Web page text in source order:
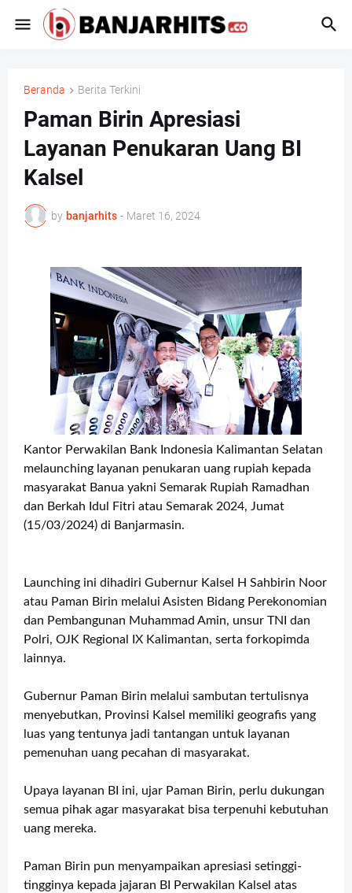
Beranda Berita Terkini
Paman Birin Apresiasi
Layanan Penukaran Uang BI
Kalsel
by banjarhits - Maret 16, 2024
Kantor Perwakilan Bank Indonesia Kalimantan Selatan
melaunching layanan penukaran uang rupiah kepada
masyarakat Banua yakni Semarak Rupiah Ramadhan
dan Berkah Idul Fitri atau Semarak 2024, Jumat
(15/03/2024) di Banjarmasin.
Launching ini dihadiri Gubernur Kalsel H Sahbirin Noor
atau Paman Birin melalui Asisten Bidang Perekonomian
dan Pembangunan Muhammad Amin, unsur TNI dan
Polri, OJK Regional IX Kalimantan, serta forkopimda
lainnya.
Gubernur Paman Birin melalui sambutan tertulisnya
menyebutkan, Provinsi Kalsel memiliki geografis yang
luas yang tentunya jadi tantangan untuk layanan
pemenuhan uang pecahan di masyarakat.
Upaya layanan BI ini, ujar Paman Birin, perlu dukungan
semua pihak agar masyarakat bisa terpenuhi kebutuhan
uang mereka.
Paman Birin pun menyampaikan apresiasi setinggi-
tingginya kepada jajaran BI Perwakilan Kalsel atas